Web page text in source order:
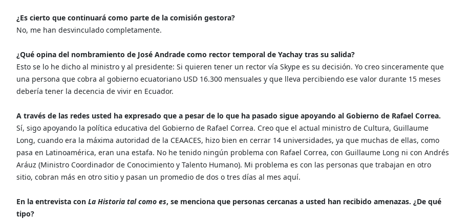
¿Es cierto que continuará como parte de la comisión gestora?
No, me han desvinculado completamente.
¿Qué opina del nombramiento de José Andrade como rector temporal de Yachay tras su salida?
Esto se lo he dicho al ministro y al presidente: Si quieren tener un rector vía Skype es su decisión. Yo creo sinceramente que
una persona que cobra al gobierno ecuatoriano USD 16.300 mensuales y que lleva percibiendo ese valor durante 15 meses
debería tener la decencia de vivir en Ecuador.
A través de las redes usted ha expresado que a pesar de lo que ha pasado sigue apoyando al Gobierno de Rafael Correa.
Sí, sigo apoyando la política educativa del Gobierno de Rafael Correa. Creo que el actual ministro de Cultura, Guillaume
Long, cuando era la máxima autoridad de la CEAACES, hizo bien en cerrar 14 universidades, ya que muchas de ellas, como
pasa en Latinoamérica, eran una estafa. No he tenido ningún problema con Rafael Correa, con Guillaume Long ni con Andrés
Aráuz (Ministro Coordinador de Conocimiento y Talento Humano). Mi problema es con las personas que trabajan en otro
sitio, cobran más en otro sitio y pasan un promedio de dos o tres días al mes aquí.
En la entrevista con La Historia tal como es, se menciona que personas cercanas a usted han recibido amenazas. ¿De qué
tipo?